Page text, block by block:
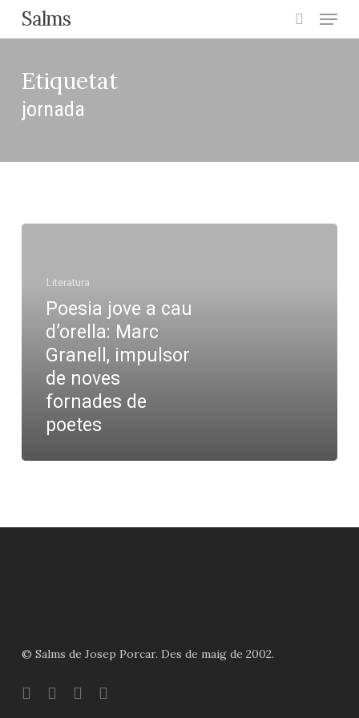
Skip
to
content
Salms
search
Menu
Etiquetat
jornada
d’orella:
Marc
Granell,
noves
Literatura
Poesia jove a cau
d’orella: Marc
Granell, impulsor
de noves
fornades de
poetes
© Salms de Josep Porcar. Des de maig de 2002.
blueskyinstagram
flickr mastodon